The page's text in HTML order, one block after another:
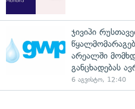
ჯივიპი
არეალში
განცხადებას
6 აგვისტო, 12:40